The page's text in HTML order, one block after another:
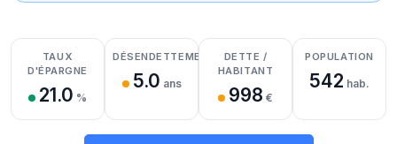
Détail des recettes
Détail des dépenses
Détail de la trésorerie
TAUX
D'ÉPARGNE
21.0 %
DÉSENDETTEMENT
5.0 ans
DETTE /
HABITANT
998 €
POPULATION
542 hab.